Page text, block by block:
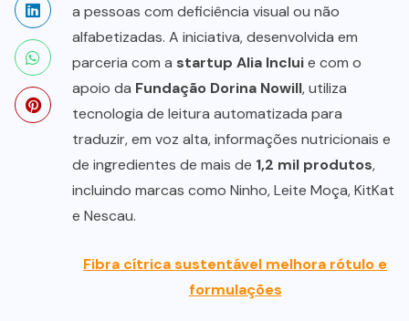
a pessoas com deficiência visual ou não
alfabetizadas. A iniciativa, desenvolvida em
parceria com a startup Alia Incluie com o
apoio da Fundação Dorina Nowill, utiliza
tecnologia de leitura automatizada para
traduzir, em voz alta, informações nutricionais e
de ingredientes de mais de 1,2 mil produtos,
incluindo marcas como Ninho, Leite Moça, KitKat
e Nescau.
Fibra cítrica sustentável melhora rótulo e
formulações